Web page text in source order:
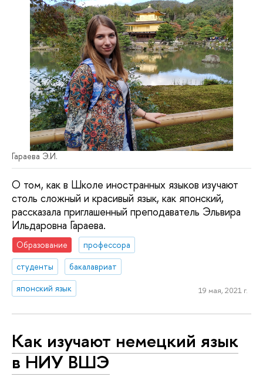
Гараева Э.И.
О том, как в Школе иностранных языков изучают
столь сложный и красивый язык, как японский,
рассказала приглашенный преподаватель Эльвира
Ильдаровна Гараева.
Образование
профессора
студенты
бакалавриат
японский язык
19 мая, 2021 г.
Как изучают немецкий язык
в НИУ ВШЭ